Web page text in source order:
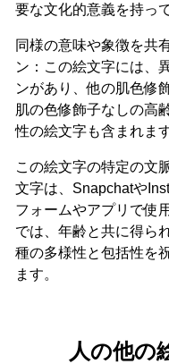
要な文化的意義を持っ
同様の意味や象徴を共
ン：この絵文字には、
ンがあり、他の肌色修
肌の色修飾子なしの高
性の絵文字も含まれます
この絵文字の特定の文
文字は、Snapchatや
フォームやアプリで使
では、年齢と共に得ら
種の多様性と包括性を
ます。
人の他の